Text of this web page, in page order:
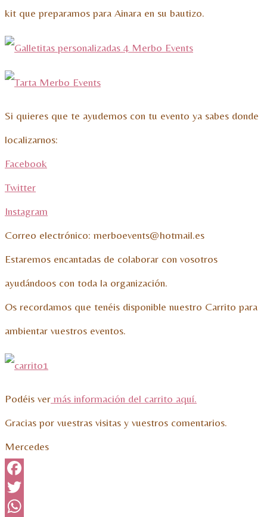
kit que preparamos para Ainara en su bautizo.
Si quieres que te ayudemos con tu evento ya sabes donde
localizarnos:
Facebook
Twitter
Instagram
Correo electrónico: merboevents@hotmail.es
Estaremos encantadas de colaborar con vosotros
ayudándoos con toda la organización.
Os recordamos que tenéis disponible nuestro Carrito para
ambientar vuestros eventos.
Podéis ver más información del carrito aquí.
Gracias por vuestras visitas y vuestros comentarios.
Mercedes
Facebook
Twitter